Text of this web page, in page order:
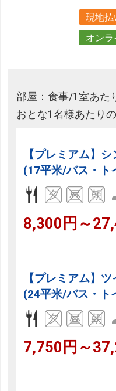
現地払
オン
部屋：食事/1室あた
おとな1名様あたり
【プレミアム】
(17平米/バス・ト
8,300円～
【プレミアム】
(24平米/バス・ト
7,750円～